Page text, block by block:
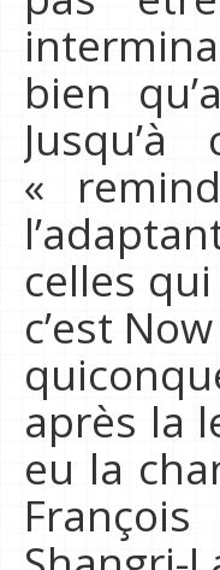
bien
«
celles
c’est
après la
eu la